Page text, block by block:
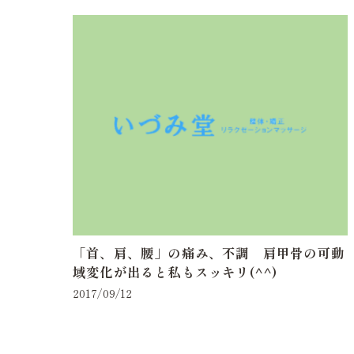
「首、肩、腰」の痛み、不調 肩甲骨の可動
域変化が出ると私もスッキリ(^^)
2017/09/12